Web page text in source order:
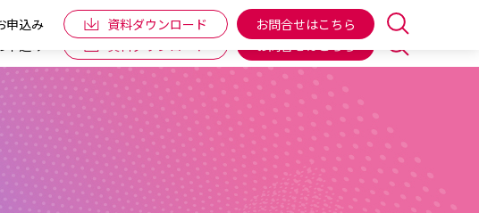
企業情報 IR情報 個人向け商品 ENGLISH
申込み 資料ダウンロード お問合せはこちら
申込み 資料ダウンロード お問合せはこちら